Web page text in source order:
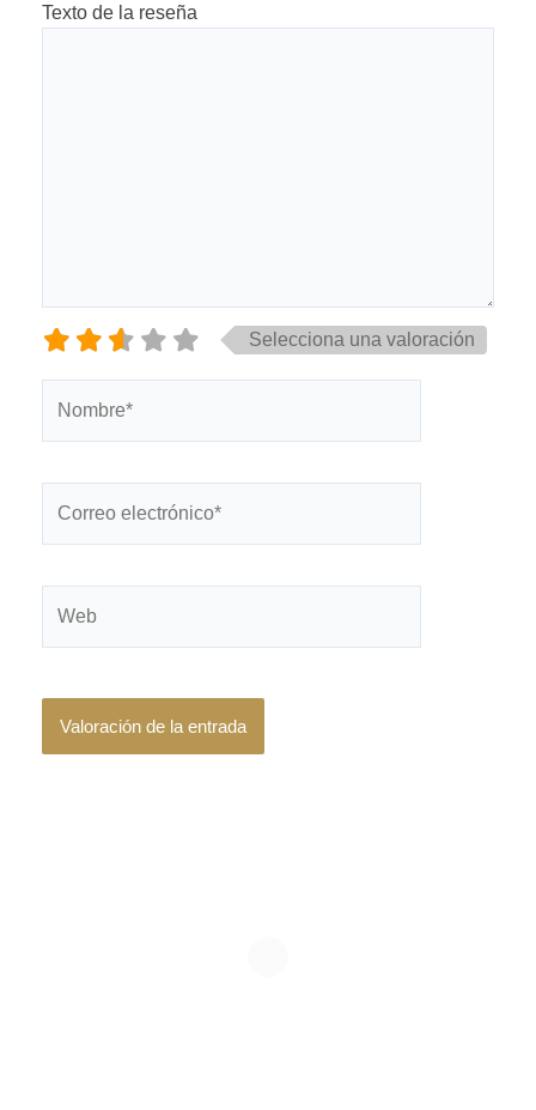
Texto de la reseña
Selecciona una valoración
electrónico*